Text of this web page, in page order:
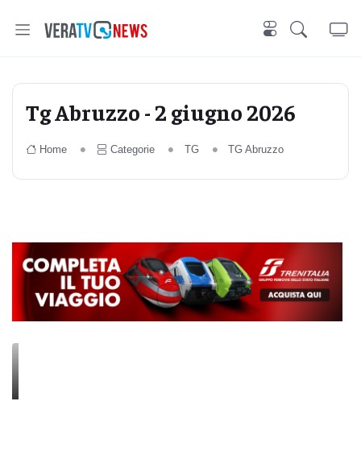
Tg Abruzzo - 2 giugno 2026
Home Categorie TG TG Abruzzo